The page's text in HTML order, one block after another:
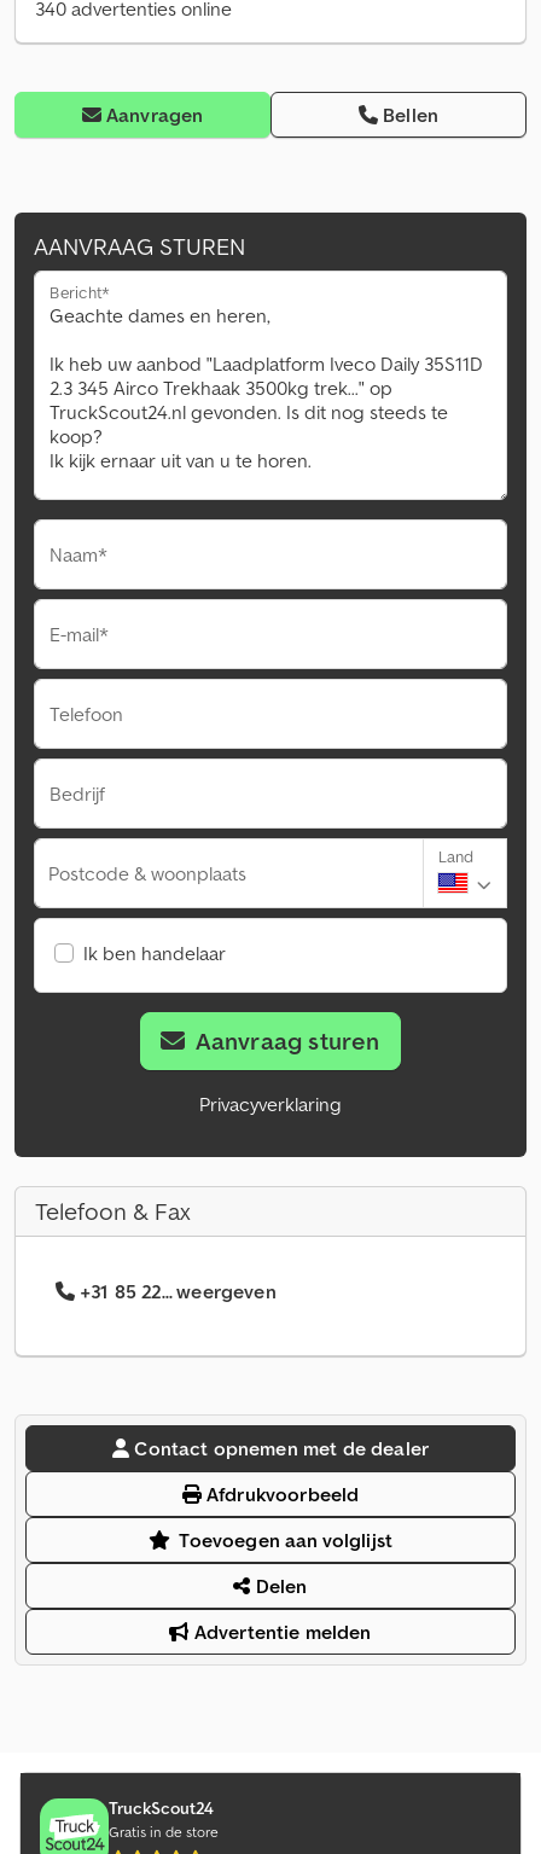
340 advertenties online
Aanvragen Bellen
AANVRAAG STUREN
Bericht*
Naam*
E-mail*
Telefoon
Bedrijf
Postcode & woonplaats
Land
Ik ben handelaar
Aanvraag sturen
Privacyverklaring
Telefoon & Fax
+31 85 22... weergeven
Contact opnemen met de dealer
Afdrukvoorbeeld
Toevoegen aan volglijst
Delen
Advertentie melden
TruckScout24
Gratis in de store